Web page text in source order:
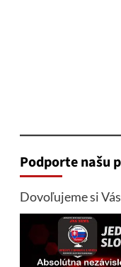
Podporte našu
Dovoľujeme si